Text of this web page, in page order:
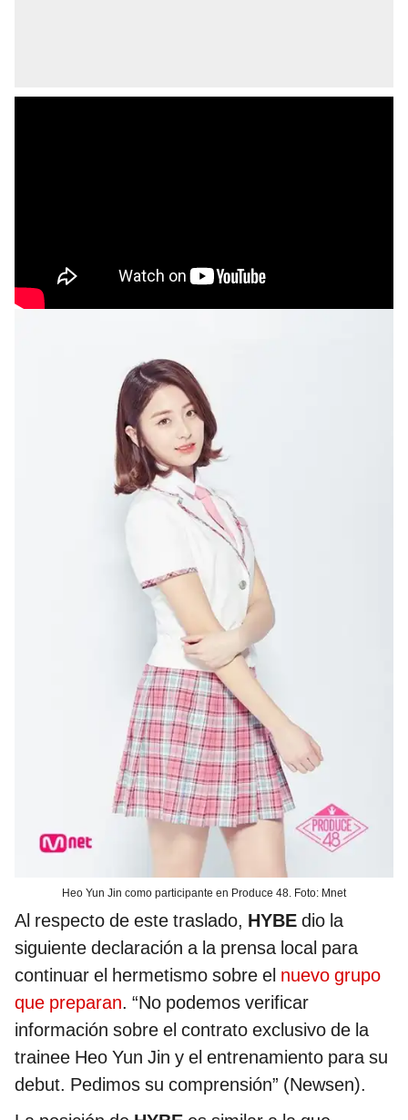
Heo Yun Jin como participante en Produce 48. Foto: Mnet
Al respecto de este traslado, HYBE dio la
siguiente declaración a la prensa local para
continuar el hermetismo sobre el nuevo grupo
que preparan. “No podemos verificar
información sobre el contrato exclusivo de la
trainee Heo Yun Jin y el entrenamiento para su
debut. Pedimos su comprensión” (Newsen).